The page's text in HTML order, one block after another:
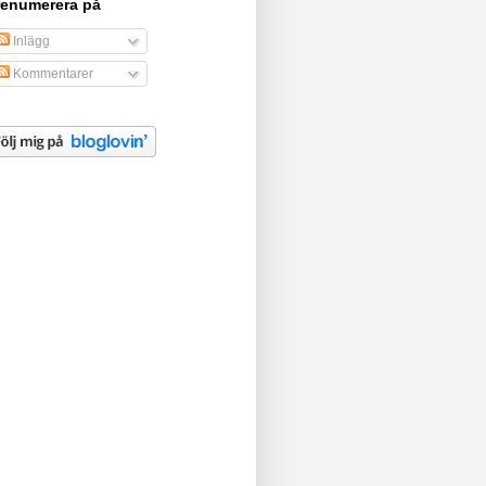
på
Inlägg
Kommentarer